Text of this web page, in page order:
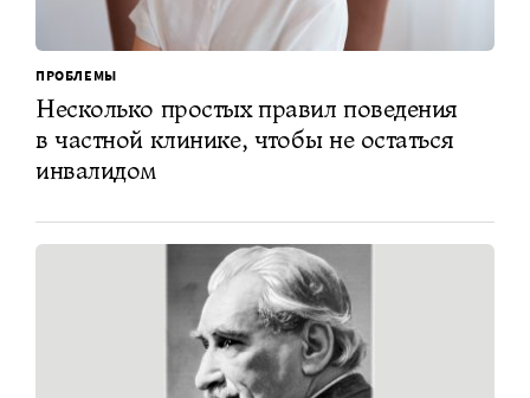
ПРОБЛЕМЫ
Несколько простых правил поведения
в частной клинике, чтобы не остаться
инвалидом